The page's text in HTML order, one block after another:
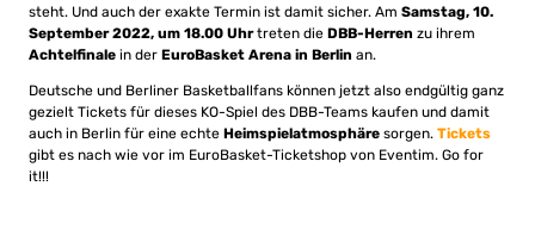
steht. Und auch der exakte Termin ist damit sicher. Am Samstag, 10.
September 2022, um 18.00 Uhrtreten die DBB-Herren zu ihrem
Achtelfinale in der EuroBasket Arena in Berlin an.
Deutsche und Berliner Basketballfans können jetzt also endgültig ganz
gezielt Tickets für dieses KO-Spiel des DBB-Teams kaufen und damit
auch in Berlin für eine echte Heimspielatmosphäre sorgen. Tickets
gibt es nach wie vor im EuroBasket-Ticketshop von Eventim. Go for
it!!!